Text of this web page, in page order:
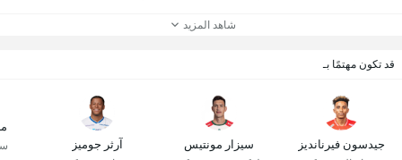
شاهد المزيد
قد تكون مهتمًا بـ
جيدسون فيرنانديز سيزار مونتيس آرثر جوميز